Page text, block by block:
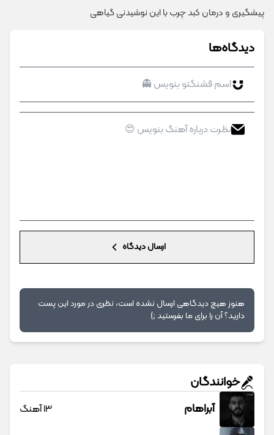
پیشگیری و درمان کبد چرب با این نوشیدنی گیاهی
دیدگاه‌ها
ارسال دیدگاه
هنوز هیچ دیدگاهی ارسال نشده است، نظری در مورد این پست
دارید؟ آن را برای ما بفرستید ;)
خوانندگان
آبراهام 13 آهنگ